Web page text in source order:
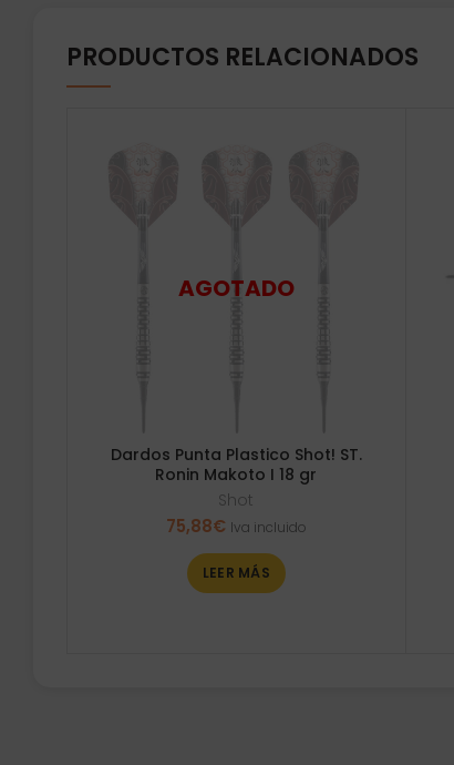
PRODUCTOS RELACIONADOS
Dardos Punta Plastico Shot! ST.
Ronin Makoto I 18 gr
Shot
75,88€ Iva incluido
LEER MÁS